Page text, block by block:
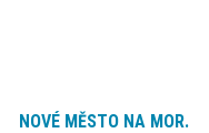
NOVÉ MĚSTO NA MOR.